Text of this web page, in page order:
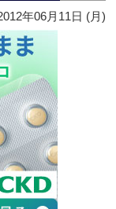
年06月11日 (月)